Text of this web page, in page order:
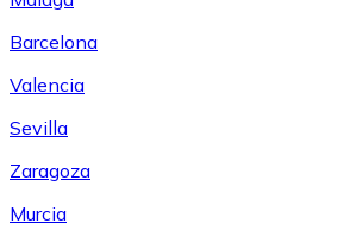
Barcelona
Valencia
Sevilla
Zaragoza
Murcia